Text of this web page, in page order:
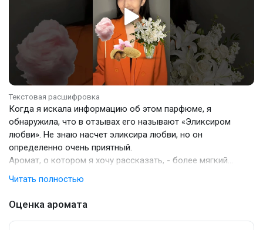
Текстовая расшифровка
Когда я искала информацию об этом парфюме, я
обнаружила, что в отзывах его называют «Эликсиром
любви». Не знаю насчет эликсира любви, но он
определенно очень приятный.
Аромат, о котором я хочу рассказать, - более мягкий
«Баккары» здесь остались те самые «петушки» на палочке,
древесная смола и земляника. Главное в парфюме -
миндальные цукаты, сахарная вата и белые цветы. В итоге
Читать полностью
Оценка аромата